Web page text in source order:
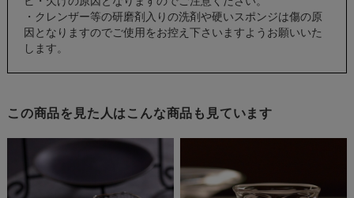
・クレンザー等の研磨剤入りの洗剤や硬いスポンジは傷の原
因となりますのでご使用をお控え下さいますようお願いいた
します。
この商品を見た人はこんな商品も見ています